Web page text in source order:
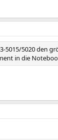
5020 den
in die